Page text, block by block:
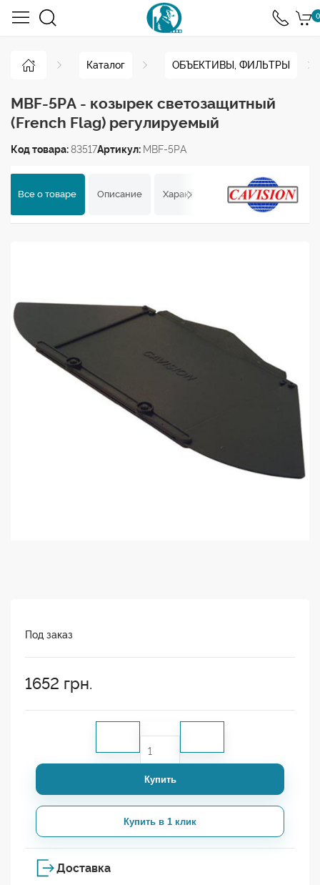
0
Каталог ОБЪЕКТИВЫ, ФИЛЬТРЫ
MBF-5PA - козырек светозащитный
(French Flag) регулируемый
Код товара:83517Артикул: MBF-5PA
Все о товаре Описание Характеристики Отзывы
Под заказ
1652 грн.
Купить
Купить в 1 клик
Доставка